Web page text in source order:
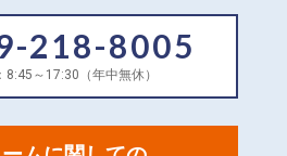
218-8005
8:45～17:30（年中無休）